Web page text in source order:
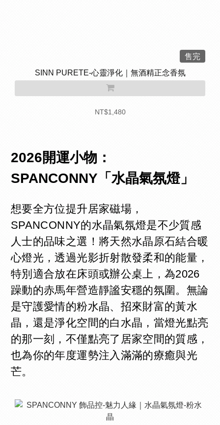
售完
SINN PURETE-心靈淨化｜無酒精正念香氛
NT$1,480
2026開運小物：
SPANCONNY「水晶氣氛燈」
想要全方位提升居家磁場，
SPANCONNY的水晶氣氛燈是不少質感
人士的品味之選！將天然水晶原石結合暖
心燈光，透過光影折射散發柔和的能量，
特別適合放在床頭或辦公桌上，為2026
躁動的赤馬年營造靜謐安穩的氛圍。無論
是守護愛情的粉水晶、招來財富的黃水
晶，還是淨化空間的白水晶，當燈光點亮
的那一刻，不僅點亮了居家空間的質感，
也為你的年度運勢注入滿滿的療癒與光
芒。